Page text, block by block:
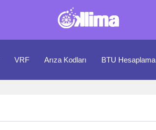
VRF Arıza Kodları BTU Hesaplama